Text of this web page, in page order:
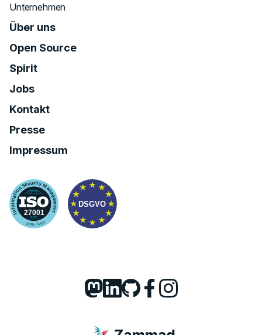
Unternehmen
Über uns
Open Source
Spirit
Jobs
Kontakt
Presse
Impressum